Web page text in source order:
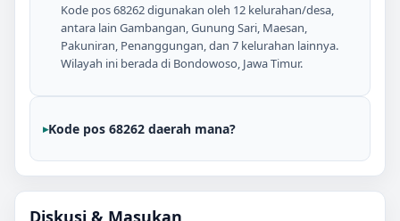
Kode pos 68262 digunakan oleh 12 kelurahan/desa,
antara lain Gambangan, Gunung Sari, Maesan,
Pakuniran, Penanggungan, dan 7 kelurahan lainnya.
Wilayah ini berada di Bondowoso, Jawa Timur.
Kode pos 68262 daerah mana?
Diskusi & Masukan